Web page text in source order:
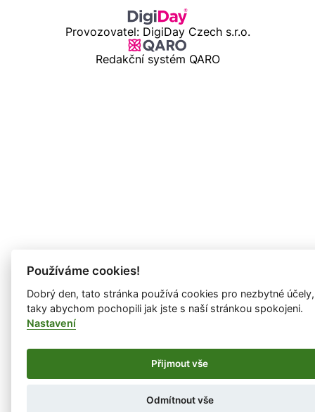
Provozovatel: DigiDay Czech s.r.o.
Redakční systém QARO
Používáme cookies!
Dobrý den, tato stránka používá cookies pro nezbytné
taky abychom pochopili jak jste s naší stránkou spokojeni.
Nastavení
Přijmout vše
Odmítnout vše